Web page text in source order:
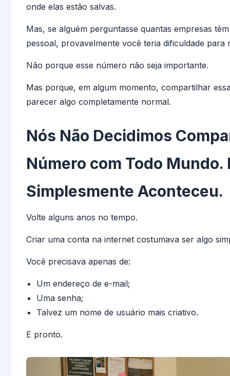
onde elas estão salvas.
Mas, se alguém perguntasse quantas empresas
pessoal, provavelmente você teria dificuldade para
Não porque esse número não seja importante.
Mas porque, em algum momento, compartilhar
parecer algo completamente normal.
Nós Não Decidimos
Número com Todo Mundo.
Simplesmente Aconteceu.
Volte alguns anos no tempo.
Criar uma conta na internet costumava ser algo
Você precisava apenas de:
Um endereço de e-mail;
Uma senha;
Talvez um nome de usuário mais criativo.
E pronto.